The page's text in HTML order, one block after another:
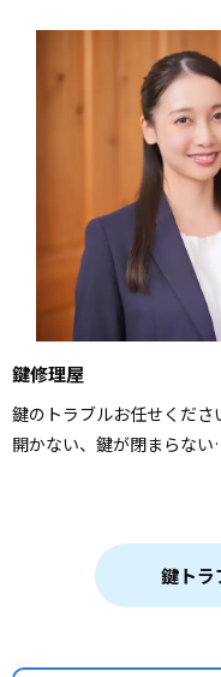
鍵修理屋
鍵のトラブルお任せくだ
開かない、鍵が閉まらな
鍵トラ